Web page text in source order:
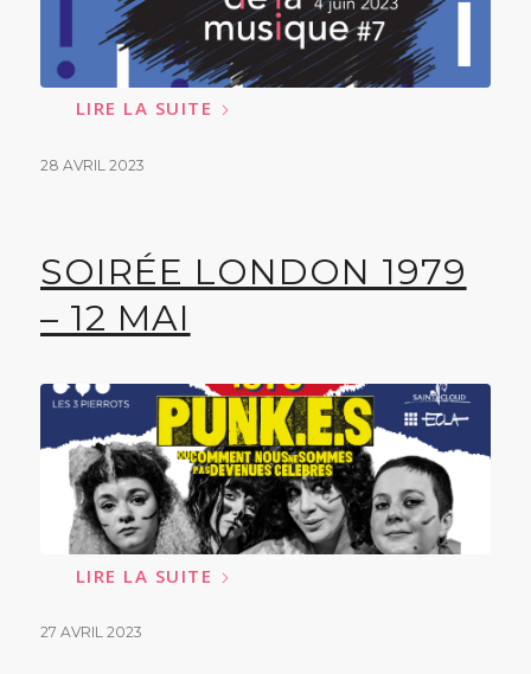
LIRE LA SUITE
28 AVRIL 2023
SOIRÉE LONDON 1979
– 12 MAI
LIRE LA SUITE
27 AVRIL 2023